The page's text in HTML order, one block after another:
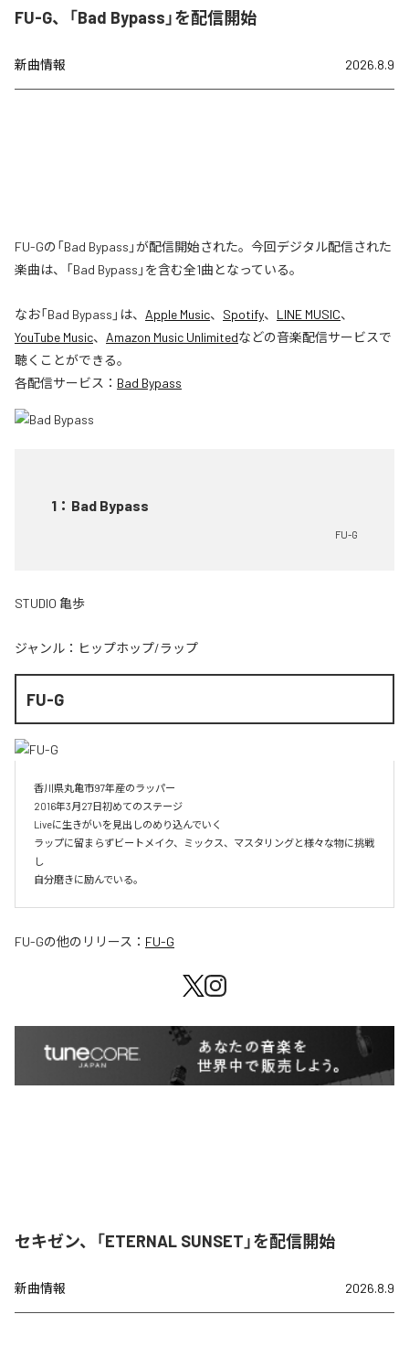
FU-G、「Bad Bypass」を配信開始
新曲情報 2026.8.9
FU-Gの「Bad Bypass」が配信開始された。今回デジタル配信された
楽曲は、「Bad Bypass」を含む全1曲となっている。
なお「Bad Bypass 」は、 Apple Music、 Spotify、 LINE MUSIC、
YouTube Music、 Amazon Music Unlimitedなどの音楽配信サービスで
聴くことができる。
各配信サービス： Bad Bypass
1 ： Bad Bypass
FU-G
STUDIO 亀歩
ジャンル： ヒップホップ/ラップ
FU-G
香川県丸亀市97年産のラッパー
2016年3月27日初めてのステージ
Liveに生きがいを見出しのめり込んでいく
ラップに留まらずビートメイク、ミックス、マスタリングと様々な物に挑戦
し
自分磨きに励んでいる。
FU-Gの他のリリース： FU-G
セキゼン、「ETERNAL SUNSET」を配信開始
新曲情報 2026.8.9